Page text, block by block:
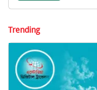
Trending